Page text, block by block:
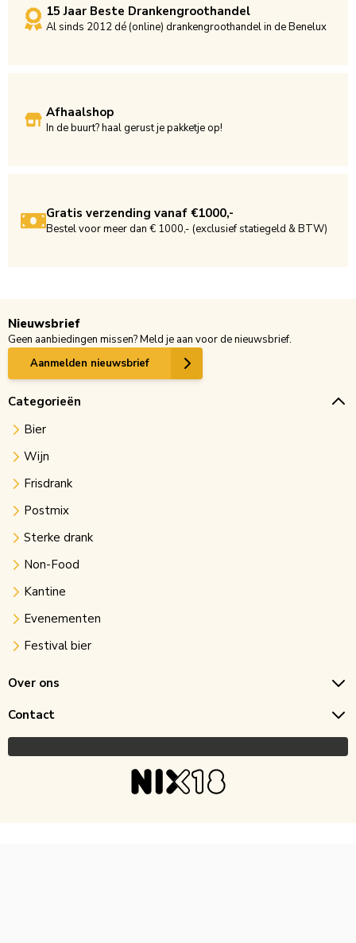
15 Jaar Beste Drankengroothandel
Al sinds 2012 dé (online) drankengroothandel in de Benelux
Afhaalshop
In de buurt? haal gerust je pakketje op!
Gratis verzending vanaf €1000,-
Bestel voor meer dan € 1000,- (exclusief statiegeld & BTW)
Nieuwsbrief
Geen aanbiedingen missen? Meld je aan voor de nieuwsbrief.
Aanmelden nieuwsbrief
Categorieën
Bier
Wijn
Frisdrank
Postmix
Sterke drank
Non-Food
Kantine
Evenementen
Festival bier
Over ons
Contact